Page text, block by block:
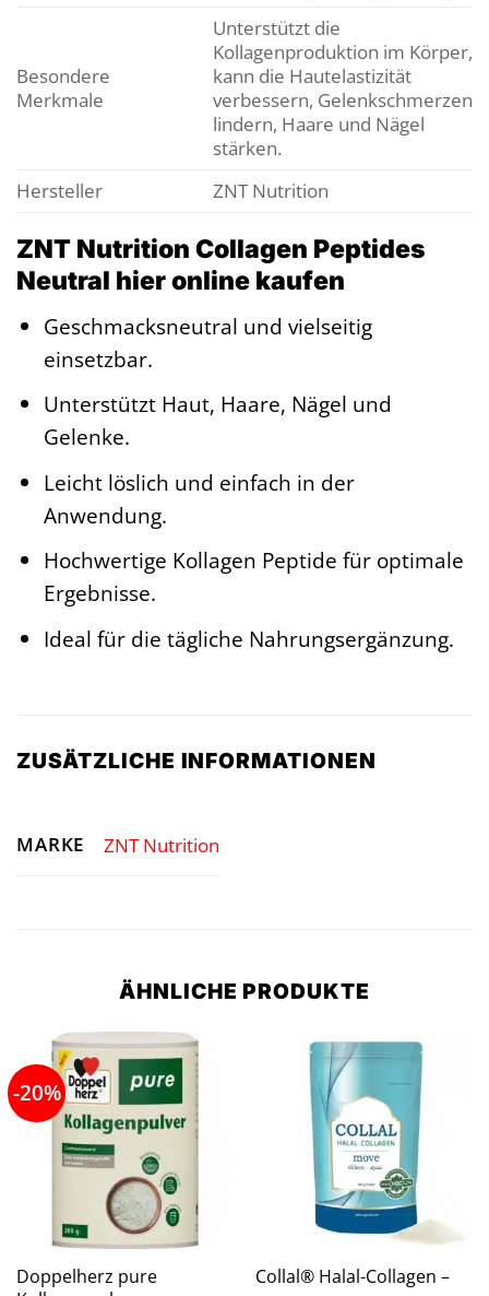
Besondere
Merkmale
Unterstützt die
Kollagenproduktion im Körper,
kann die Hautelastizität
verbessern, Gelenkschmerzen
lindern, Haare und Nägel
stärken.
Hersteller
ZNT Nutrition
ZNT Nutrition Collagen Peptides
Neutral hier online kaufen
Geschmacksneutral und vielseitig
einsetzbar.
Unterstützt Haut, Haare, Nägel und
Gelenke.
Leicht löslich und einfach in der
Anwendung.
Hochwertige Kollagen Peptide für optimale
Ergebnisse.
Ideal für die tägliche Nahrungsergänzung.
ZUSÄTZLICHE INFORMATIONEN
MARKE ZNT Nutrition
ÄHNLICHE PRODUKTE
-20%
Doppelherz pure
Collal® Halal-Collagen –